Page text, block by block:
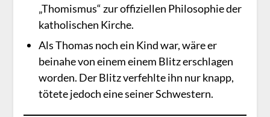
„Thomismus“ zur offiziellen Philosophie der
katholischen Kirche.
Als Thomas noch ein Kind war, wäre er
beinahe von einem einem Blitz erschlagen
worden. Der Blitz verfehlte ihn nur knapp,
tötete jedoch eine seiner Schwestern.